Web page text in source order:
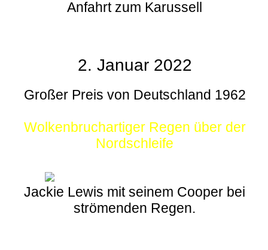
Anfahrt zum Karussell
2. Januar 2022
Großer Preis von Deutschland 1962
Wolkenbruchartiger Regen über der
Nordschleife
Jackie Lewis mit seinem Cooper bei
strömenden Regen.